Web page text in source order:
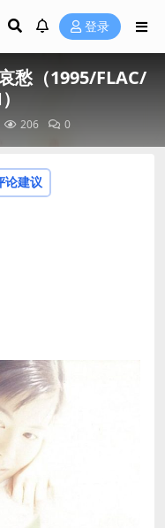
登录
愁（1995/FLAC/
206 0
论建议